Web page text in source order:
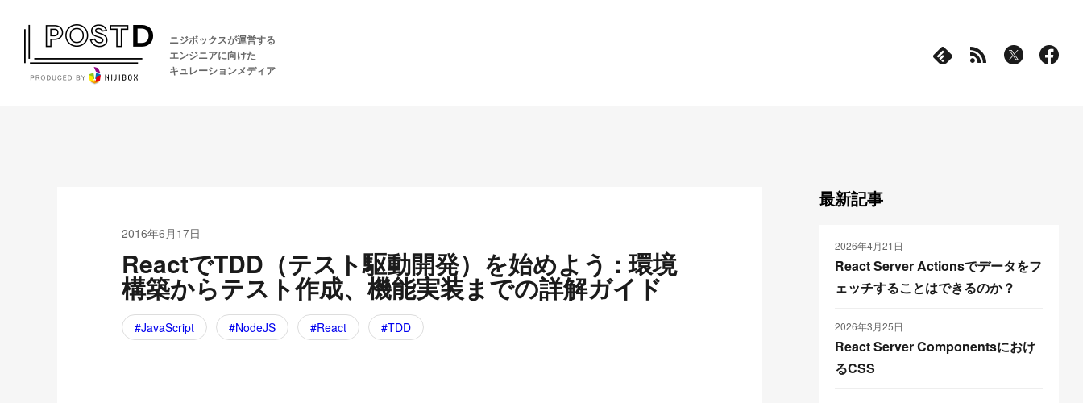
ニジボックスが運営する
エンジニアに向けた
キュレーションメディア
2016年6月17日
ReactでTDD（テスト駆動開発）を始めよう : 環境
構築からテスト作成、機能実装までの詳解ガイド
JavaScript NodeJS React TDD
最新記事
2026年4月21日
React Server Actionsでデータをフ
ェッチすることはできるのか？
2026年3月25日
React Server Componentsにおけ
るCSS